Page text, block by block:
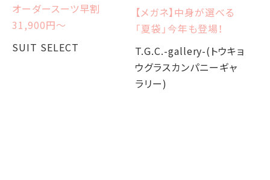
オーダースーツ早割
31,900円〜
SUIT SELECT
【メガネ】中身が選べる
「夏袋」今年も登場！
T.G.C.-gallery-(トウキョ
ウグラスカンパニーギャ
ラリー)